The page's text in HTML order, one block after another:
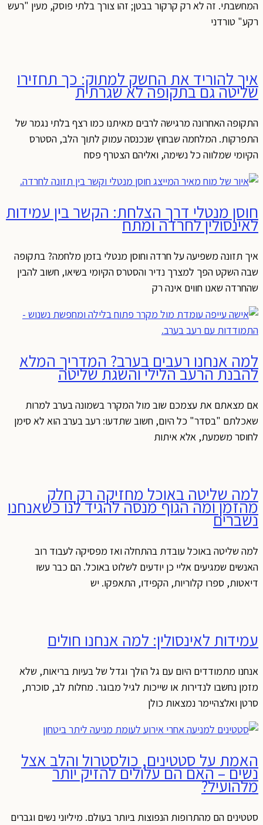
המחשבתי. זה לא רק קרקור בבטן; זהו צורך בלתי פוסק, מעין "רעש
רקע" טורדני
איך להוריד את החשק למתוק: כך תחזירו
שליטה גם בתקופה לא שגרתית
התקופה האחרונה מרגישה לרבים מאיתנו כמו רצף בלתי נגמר של
התפרקות. המלחמה שבחוץ שנכנסה עמוק לתוך הלב, הסטרס
הקיומי שמלווה כל נשימה, ואליהם הצטרף פסח
חוסן מנטלי דרך הצלחת: הקשר בין עמידות
לאינסולין לחרדה ומתח
איך תזונה משפיעה על חרדה וחוסן מנטלי בזמן מלחמה? בתקופה
שבה השקט הפך למצרך נדיר והסטרס הקיומי בשיאו, חשוב להבין
שהחרדה שאנו חווים אינה רק
למה אנחנו רעבים בערב? המדריך המלא
להבנת הרעב הלילי והשגת שליטה
אם מצאתם את עצמכם שוב מול המקרר בשמונה בערב למרות
שאכלתם "בסדר" כל היום, חשוב שתדעו: רעב בערב הוא לא סימן
לחוסר משמעת, אלא איתות
למה שליטה באוכל מחזיקה רק חלק
מהזמן ומה הגוף מנסה להגיד לנו כשאנחנו
נשברים
למה שליטה באוכל עובדת בהתחלה ואז מפסיקה לעבוד רוב
האנשים שמגיעים אליי כן יודעים לשלוט באוכל. הם כבר עשו
דיאטות, ספרו קלוריות, הקפידו, התאפקו. יש
עמידות לאינסולין: למה אנחנו חולים
אנחנו מתמודדים היום עם גל הולך וגדל של בעיות בריאות, שלא
מזמן נחשבו לנדירות או שייכות לגיל מבוגר. מחלות לב, סוכרת,
סרטן ואלצהיימר נמצאות כולן
האמת על סטטינים, כולסטרול והלב אצל
נשים – האם הם עלולים להזיק יותר
מלהועיל?
סטטינים הם מהתרופות הנפוצות ביותר בעולם. מיליוני נשים וגברים